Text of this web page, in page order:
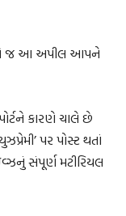
જ આ અપીલ આપને
કારણે ચાલે છે
પર પોસ્ટ થતાં
સંપૂર્ણ મટીરિયલ